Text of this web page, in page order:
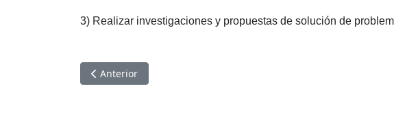
3) Realizar investigaciones y propuestas de solución de
Artículo anterior: Perfil de ingreso
Anterior